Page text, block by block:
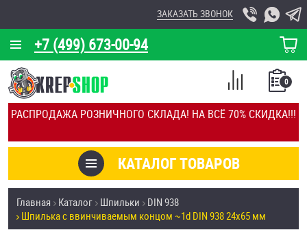
РАСПРОДАЖА РОЗНИЧНОГО СКЛАДА! НА ВСЁ 70% СКИДКА!!!
+7 (499) 673-00-94
ЗАКАЗАТЬ ЗВОНОК
КОРЗИНА
О КОМПАНИИ
КАЛЬКУЛЯТОР
ОТЗЫВЫ
УСЛУГИ
СКИДКИ
КАТАЛОГ ТОВАРОВ
0
СПИСОК
СРАВНЕНИЕ
Товары со скидкой
Анкеры
Главная Каталог Шпильки
DIN 938
Шпилька c ввинчиваемым концом ~1d DIN 938 24х65 мм